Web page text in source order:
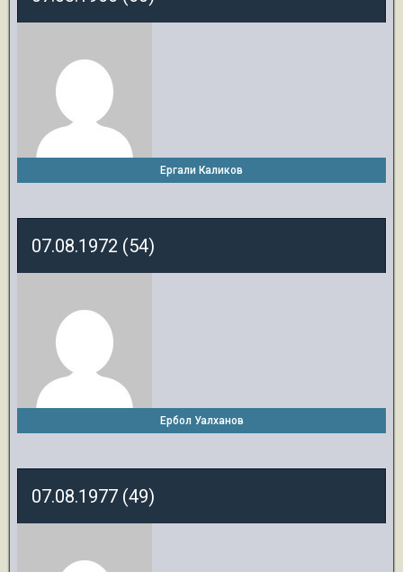
Ергали Каликов
07.08.1972 (54)
Ербол Уалханов
07.08.1977 (49)